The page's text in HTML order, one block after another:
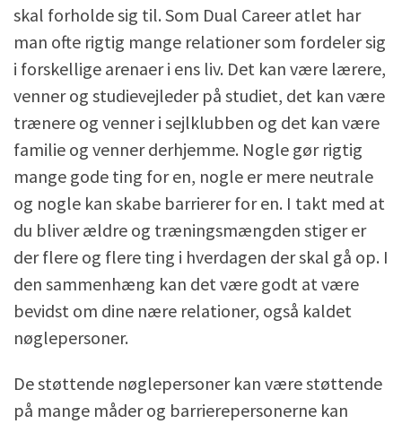
skal forholde sig til. Som Dual Career atlet har
man ofte rigtig mange relationer som fordeler sig
i forskellige arenaer i ens liv. Det kan være lærere,
venner og studievejleder på studiet, det kan være
trænere og venner i sejlklubben og det kan være
familie og venner derhjemme. Nogle gør rigtig
mange gode ting for en, nogle er mere neutrale
og nogle kan skabe barrierer for en. I takt med at
du bliver ældre og træningsmængden stiger er
der flere og flere ting i hverdagen der skal gå op. I
den sammenhæng kan det være godt at være
bevidst om dine nære relationer, også kaldet
nøglepersoner.
De støttende nøglepersoner kan være støttende
på mange måder og barrierepersonerne kan